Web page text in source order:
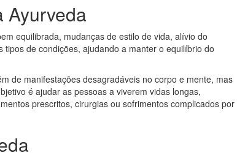
Ayurveda
equilibrada, mudanças de estilo de vida, alívio do
de condições, ajudando a manter o equilíbrio do
de manifestações desagradáveis no corpo e mente, mas
é ajudar as pessoas a viverem vidas longas,
prescritos, cirurgias ou sofrimentos complicados por